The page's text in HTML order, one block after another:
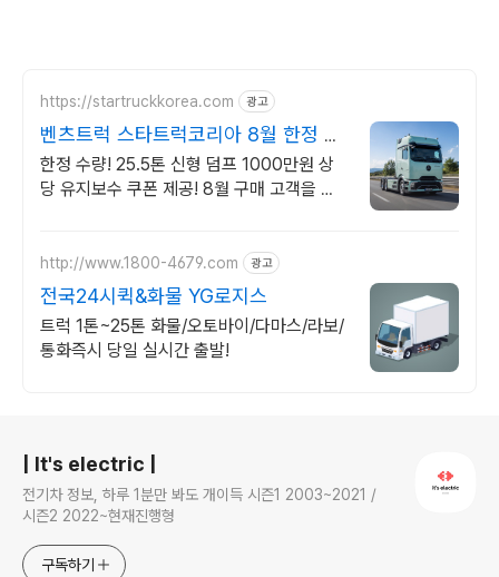
https://startruckkorea.com 광고
벤츠트럭 스타트럭코리아 8월 한정 프
로모션 혜택확인
한정 수량! 25.5톤 신형 덤프 1000만원 상
당 유지보수 쿠폰 제공! 8월 구매 고객을 위
http://www.1800-4679.com 광고
전국24시퀵&화물 YG로지스
트럭 1톤~25톤 화물/오토바이/다마스/라보/
통화즉시 당일 실시간 출발!
| It's electric |
전기차 정보, 하루 1분만 봐도 개이득 시즌1 2003~2021 /
시즌2 2022~현재진행형
구독하기